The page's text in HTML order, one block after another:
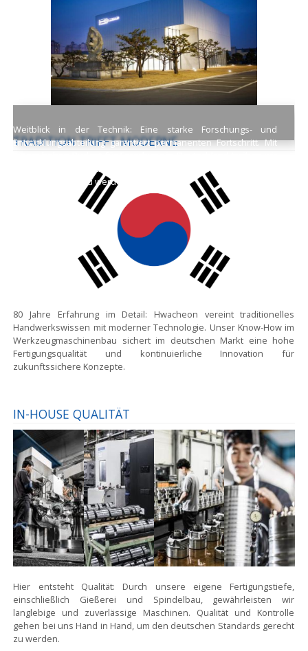
Weitblick in der Technik: Eine starke Forschungs- und
Entwicklungsabteilung garantiert permanenten Fortschritt. Mit
die Innovation voran, um den hohen Anforderungen des
Marktes gerecht zu werden.
TRADITION TRIFFT MODERNE
80 Jahre Erfahrung im Detail: Hwacheon vereint traditionelles
Handwerkswissen mit moderner Technologie. Unser Know-How im
Werkzeugmaschinenbau sichert im deutschen Markt eine hohe
Fertigungsqualität und kontinuierliche Innovation für
zukunftssichere Konzepte.
IN-HOUSE QUALITÄT
Hier entsteht Qualität: Durch unsere eigene Fertigungstiefe,
einschließlich Gießerei und Spindelbau, gewährleisten wir
langlebige und zuverlässige Maschinen. Qualität und Kontrolle
gehen bei uns Hand in Hand, um den deutschen Standards gerecht
zu werden.